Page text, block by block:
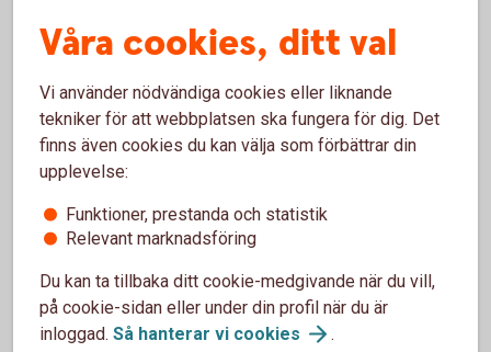
Ange om du ska gå in med kontantinsats och hur
kr
Värdet av kontantinsatsen är20 %
24 månader 120 månader
månader
Våra cookies, ditt val
Vi använder nödvändiga cookies eller liknande
tekniker för att webbplatsen ska fungera för dig. Det
finns även cookies du kan välja som förbättrar din
upplevelse:
Funktioner, prestanda och statistik
Relevant marknadsföring
Du kan ta tillbaka ditt cookie-medgivande när du vill,
på cookie-sidan eller under din profil när du är
inloggad. Så hanterar vi cookies .